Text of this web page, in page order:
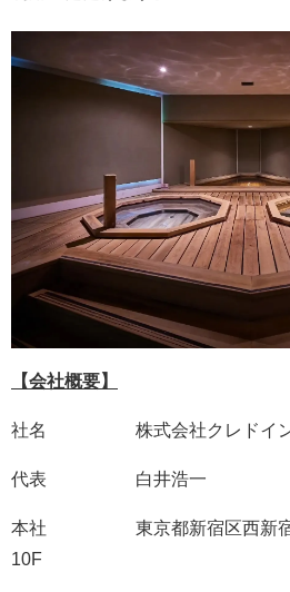
【会社概要】
社名 株式会社クレドイン
代表 白井浩一
本社 東京都新宿区西新宿1-
10F